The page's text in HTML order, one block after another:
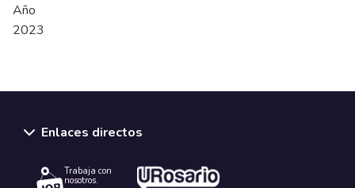
Año
2023
Enlaces directos
Trabaja con
nosotros.